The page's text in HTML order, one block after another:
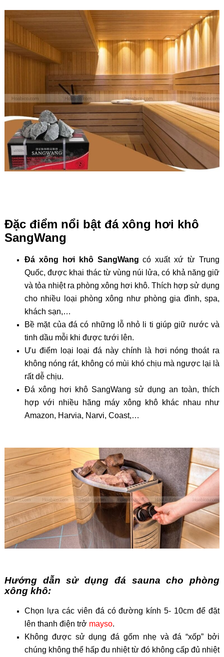
Đặc điểm nổi bật đá xông hơi khô
SangWang
Đá xông hơi khô SangWang có xuất xứ từ Trung
Quốc, được khai thác từ vùng núi lửa, có khả năng giữ
và tỏa nhiệt ra phòng xông hơi khô. Thích hợp sử dụng
cho nhiều loại phòng xông như phòng gia đình, spa,
khách sạn,…
Bề mặt của đá có những lỗ nhỏ li ti giúp giữ nước và
tinh dầu mỗi khi được tưới lên.
Ưu điểm loại loại đá này chính là hơi nóng thoát ra
không nóng rát, không có mùi khó chịu mà ngược lại là
rất dễ chịu.
Đá xông hơi khô SangWang sử dụng an toàn, thích
hợp với nhiều hãng máy xông khô khác nhau như
Amazon, Harvia, Narvi, Coast,…
Hướng dẫn sử dụng đá sauna cho phòng
xông khô:
Chọn lựa các viên đá có đường kính 5- 10cm để đặt
lên thanh điện trở mayso.
Không được sử dụng đá gốm nhẹ và đá “xốp” bởi
chúng không thể hấp đu nhiệt từ đó không cấp đủ nhiệt